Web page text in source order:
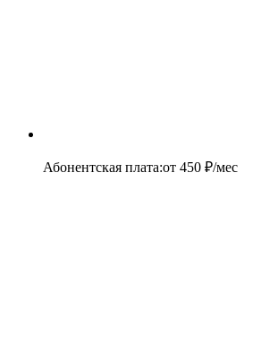
Абонентская плата:от 450 ₽/мес